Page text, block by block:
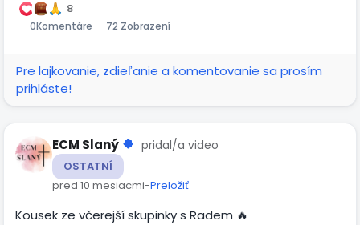
8
0Komentáre 72 Zobrazení
Pre lajkovanie, zdieľanie a komentovanie sa prosím
prihláste!
ECM Slaný pridal/a video
OSTATNÍ
pred 10 mesiacmi-Preložiť
Kousek ze včerejší skupinky s Radem 🔥